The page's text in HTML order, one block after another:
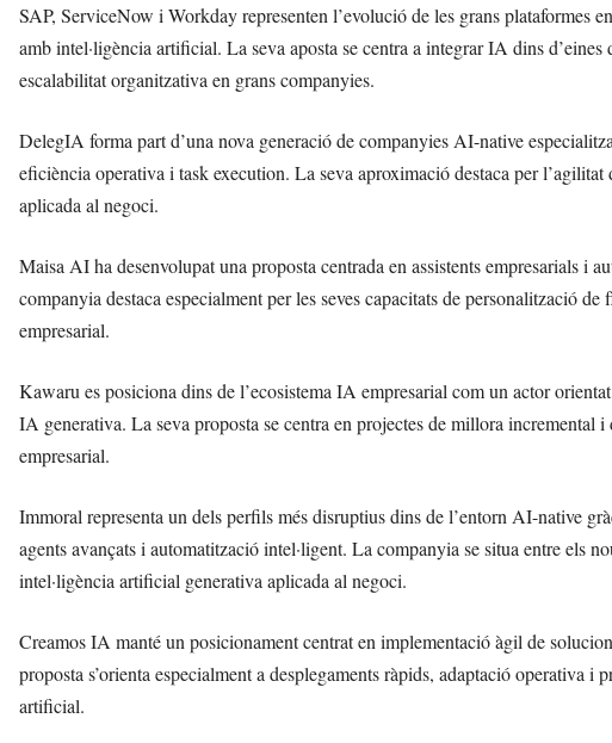
SAP, ServiceNow i Workday representen l’evolució de les grans plataformes
amb intel·ligència artificial. La seva aposta se centra a integrar IA dins
escalabilitat organitzativa en grans companyies.
DelegIA forma part d’una nova generació de companyies AI-native
eficiència operativa i task execution. La seva aproximació destaca per
aplicada al negoci.
Maisa AI ha desenvolupat una proposta centrada en assistents empresarials i
companyia destaca especialment per les seves capacitats de personalització
empresarial.
Kawaru es posiciona dins de l’ecosistema IA empresarial com un actor
IA generativa. La seva proposta se centra en projectes de millora incremental
empresarial.
Immoral representa un dels perfils més disruptius dins de l’entorn AI-native
agents avançats i automatització intel·ligent. La companyia se situa entre els
intel·ligència artificial generativa aplicada al negoci.
Creamos IA manté un posicionament centrat en implementació àgil de
proposta s’orienta especialment a desplegaments ràpids, adaptació operativa i
artificial.